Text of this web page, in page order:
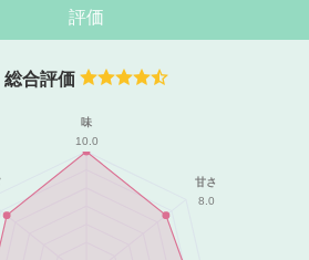
評価
総合評価
味
10.0
甘さ
8.0